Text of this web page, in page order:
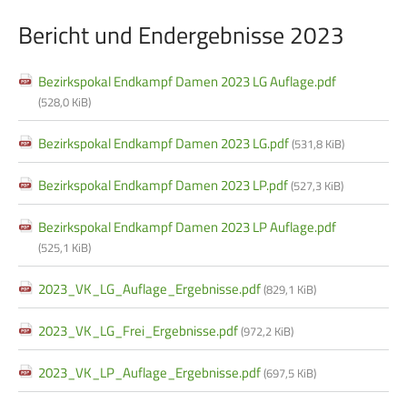
Bericht und Endergebnisse 2023
Bezirkspokal Endkampf Damen 2023 LG Auflage.pdf
(528,0 KiB)
Bezirkspokal Endkampf Damen 2023 LG.pdf(531,8 KiB)
Bezirkspokal Endkampf Damen 2023 LP.pdf(527,3 KiB)
Bezirkspokal Endkampf Damen 2023 LP Auflage.pdf
(525,1 KiB)
2023_VK_LG_Auflage_Ergebnisse.pdf(829,1 KiB)
2023_VK_LG_Frei_Ergebnisse.pdf(972,2 KiB)
2023_VK_LP_Auflage_Ergebnisse.pdf(697,5 KiB)